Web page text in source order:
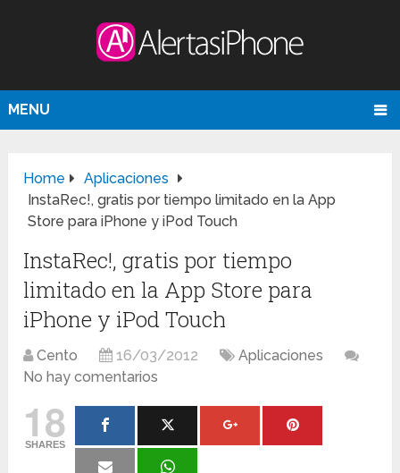
MENU
Home
Aplicaciones
InstaRec!, gratis por tiempo limitado en la App
Store para iPhone y iPod Touch
InstaRec!, gratis por tiempo
limitado en la App Store para
iPhone y iPod Touch
Cento 16/03/2012
Aplicaciones
No hay comentarios
18
SHARES